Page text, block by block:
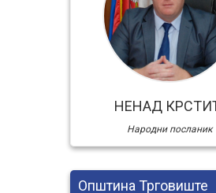
НЕНАД
Народни посланик
Општина Трговиште